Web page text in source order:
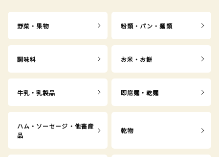
野菜・果物 粉類・パン・麺類
調味料 お米・お餅
牛乳・乳製品 即席麺・乾麺
ハム・ソーセージ・他畜産
品
乾物